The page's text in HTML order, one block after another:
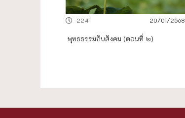
20/01/2568
22.41
พุทธธรรมกับสังคม (ตอนที่ ๒)